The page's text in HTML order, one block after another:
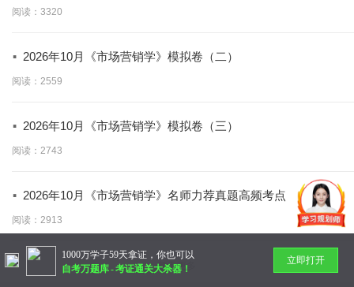
阅读：3320
· 2026年10月《市场营销学》模拟卷（二）
阅读：2559
· 2026年10月《市场营销学》模拟卷（三）
阅读：2743
· 2026年10月《市场营销学》名师力荐真题高频考点
阅读：2913
暂无更多
1000万学子59天拿证，你也可以
自考万题库-考证通关大杀器！
立即打开